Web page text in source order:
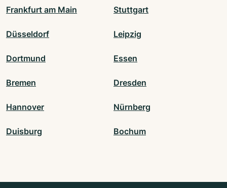
Frankfurt am Main Stuttgart
Düsseldorf Leipzig
Dortmund Essen
Bremen Dresden
Hannover Nürnberg
Duisburg Bochum